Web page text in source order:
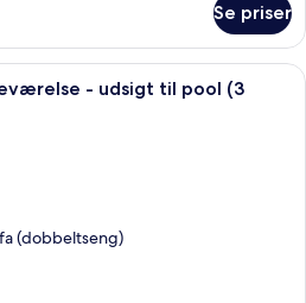
Se priser
Et hotelværelse med en seng, to lilla
- udsigt til pool (3
(dobbeltseng)